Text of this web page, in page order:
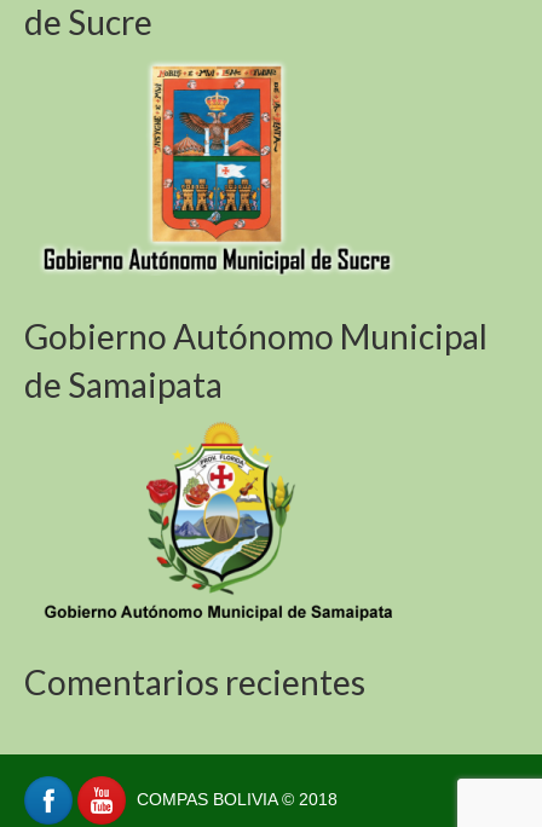
de Sucre
Gobierno Autónomo Municipal
de Samaipata
Comentarios recientes
COMPAS BOLIVIA © 2018